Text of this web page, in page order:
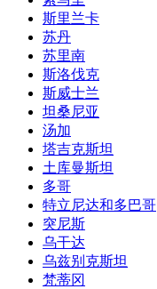
斯里兰卡
苏丹
苏里南
斯洛伐克
斯威士兰
坦桑尼亚
汤加
塔吉克斯坦
土库曼斯坦
多哥
特立尼达和多巴哥
突尼斯
乌干达
乌兹别克斯坦
梵蒂冈